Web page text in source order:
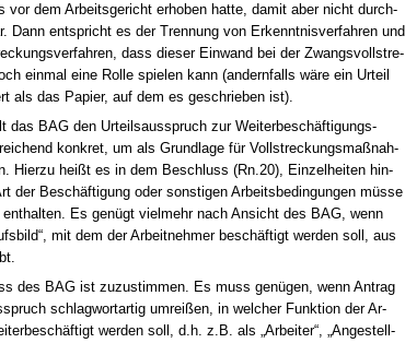
vor dem Ar­beits­ge­richt er­ho­ben hat­te, da­mit aber nicht durch­
Dann ent­spricht es der Tren­nung von Er­kennt­nis­ver­fah­ren und
dass die­ser Ein­wand bei der Zwangs­voll­stre­
ein­mal ei­ne Rol­le spie­len kann (an­dern­falls wäre ein Ur­teil
als das Pa­pier, auf dem es ge­schrie­ben ist).
das BAG den Ur­teils­aus­spruch zur Wei­ter­beschäfti­gungs­
kon­kret, um als Grund­la­ge für Voll­stre­ckungs­maßnah­
Hier­zu heißt es in dem Be­schluss (Rn.20), Ein­zel­hei­ten hin­
der Beschäfti­gung oder sons­ti­gen Ar­beits­be­din­gun­gen müsse
Es genügt viel­mehr nach An­sicht des BAG, wenn
mit dem der Ar­beit­neh­mer beschäftigt wer­den soll, aus
des BAG ist zu­zu­stim­men. Es muss genügen, wenn An­trag
schlag­wort­ar­tig um­reißen, in wel­cher Funk­ti­on der Ar­
wer­den soll, d.h. z.B. als „Ar­bei­ter“, „An­ge­stell­